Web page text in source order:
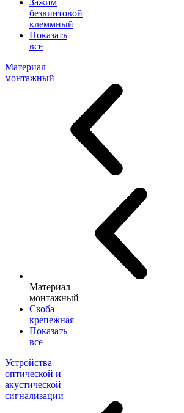
Зажим
безвинтовой
клеммный
Показать
все
Материал
монтажный
Материал
монтажный
Скоба
крепежная
Показать
все
Устройства
оптической и
акустической
сигнализации